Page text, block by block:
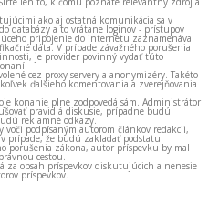
ako aj ostatná komunikácia sa v
databázy a to vrátane loginov - prístupov
pripojenie do internetu zaznamenáva
dáta. V prípade závažného porušenia
je provider povinný vydať túto
cez proxy servery a anonymizéry. Takéto
ďalšieho komentovania a zverejňovania
konanie plne zodpovedá sám. Administrátor
pravidlá diskusie, prípadne budú
reklamné odkazy.
voči podpísaným autorom článkov redakcii,
prípade, že budú zakladať podstatu
porušenia zákona, autor príspevku by mal
cestou.
za obsah príspevkov diskutujúcich a nenesie
príspevkov.